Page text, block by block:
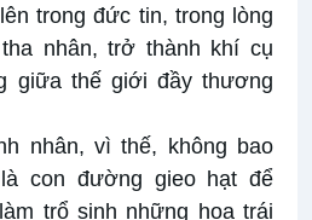
trong đức tin, trong lòng
nhân, trở thành khí cụ
giữa thế giới đầy thương
nhân, vì thế, không bao
con đường gieo hạt để
trổ sinh những hoa trái